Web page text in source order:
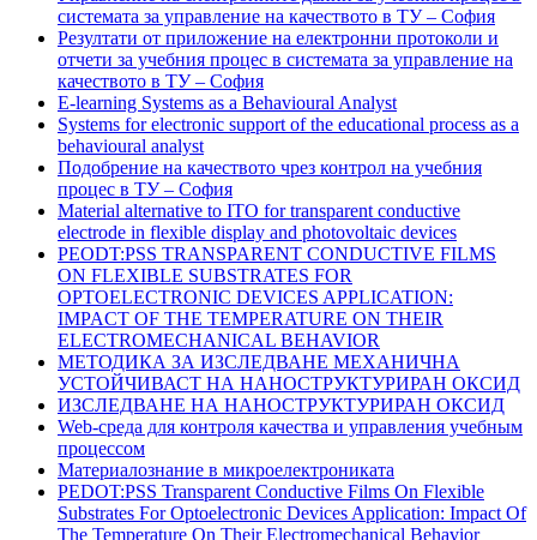
системата за управление на качеството в ТУ – София
Резултати от приложение на електронни протоколи и
отчети за учебния процес в системата за управление на
качеството в ТУ – София
E-learning Systems as a Behavioural Analyst
Systems for electronic support of the educational process as a
behavioural analyst
Подобрение на качеството чрез контрол на учебния
процес в ТУ – София
Material alternative to ITO for transparent conductive
electrode in flexible display and photovoltaic devices
PEODT:PSS TRANSPARENT CONDUCTIVE FILMS
ON FLEXIBLE SUBSTRATES FOR
OPTOELECTRONIC DEVICES APPLICATION:
IMPACT OF THE TEMPERATURE ON THEIR
ELECTROMECHANICAL BEHAVIOR
МЕТОДИКА ЗА ИЗСЛЕДВАНЕ МЕХАНИЧНА
УСТОЙЧИВАСТ НА НАНОСТРУКТУРИРАН ОКСИД
ИЗСЛЕДВАНЕ НА НАНОСТРУКТУРИРАН ОКСИД
Web-среда для контроля качества и управления учебным
процессом
Материалознание в микроелектрониката
PEDOT:PSS Transparent Conductive Films On Flexible
Substrates For Optoelectronic Devices Application: Impact Of
The Temperature On Their Electromechanical Behavior